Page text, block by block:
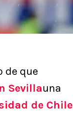
de que
Sevillauna
de Chile